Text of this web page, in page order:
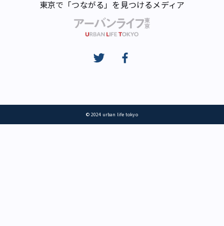
東京で「つながる」を見つけるメディア
© 2024 urban life tokyo